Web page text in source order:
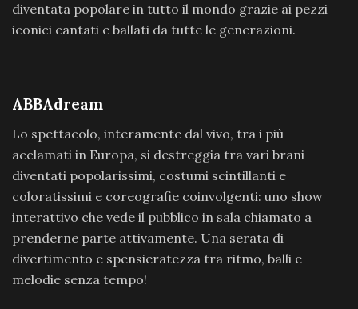
diventata popolare in tutto il mondo grazie ai pezzi
iconici cantati e ballati da tutte le generazioni.
ABBAdream
Lo spettacolo, interamente dal vivo, tra i più
acclamati in Europa, si destreggia tra vari brani
diventati popolarissimi, costumi scintillanti e
coloratissimi e coreografie coinvolgenti: uno show
interattivo che vede il pubblico in sala chiamato a
prenderne parte attivamente. Una serata di
divertimento e spensieratezza tra ritmo, balli e
melodie senza tempo!